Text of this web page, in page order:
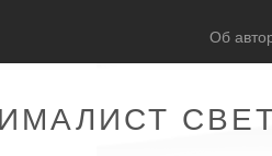
Об